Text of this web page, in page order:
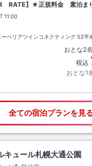
RATE】★正規料金 素泊ま
チェックアウト
11:00
ーペリアツインコネクティング 52平
おとな2名
税込
おとな1
全ての宿泊プランを見
キュール札幌大通公園